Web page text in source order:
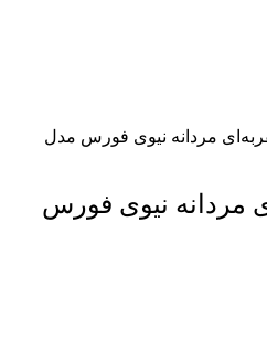
مردانه نیوی فورس مدل
نیوی فورس